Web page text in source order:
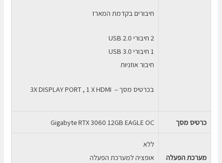
חיבורים בקדמת המארז
2 חיבורי USB 2.0
1 חיבורי USB 3.0
חיבור אוזניות
בכרטיס מסך – 3X DISPLAY PORT , 1 X HDMI
כרטיס מסך Gigabyte RTX 3060 12GB EAGLE OC
מערכת הפעלה
ללא
אופציה למערכת הפעלה